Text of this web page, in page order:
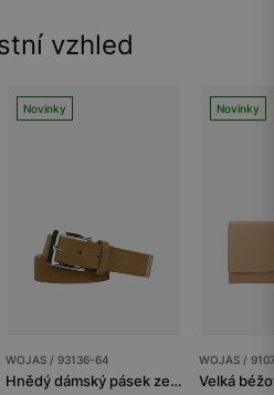
vzhled
Novinky
WOJAS / 93136-64
Hnědý dámský pásek ze štípenky
Novinky
WOJAS /